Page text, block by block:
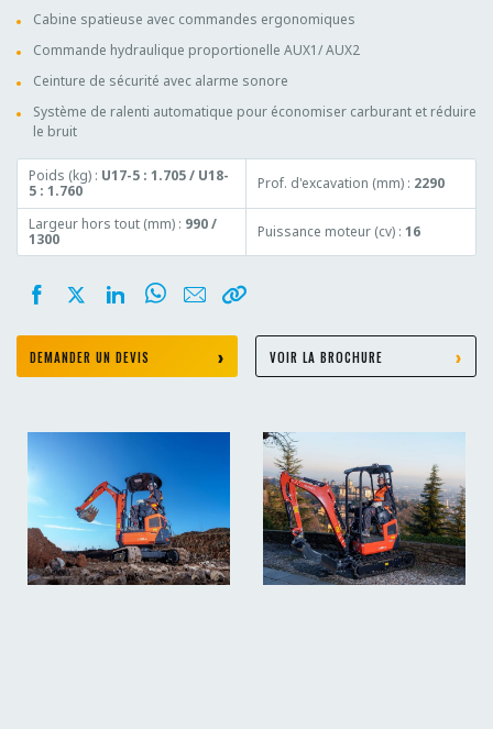
Cabine spatieuse avec commandes ergonomiques
Commande hydraulique proportionelle AUX1/ AUX2
Ceinture de sécurité avec alarme sonore
Système de ralenti automatique pour économiser carburant et réduire
le bruit
Poids (kg) : U17-5 : 1.705 / U18-
5 : 1.760
Prof. d'excavation (mm) : 2290
Largeur hors tout (mm) : 990 /
1300
Puissance moteur (cv) : 16
DEMANDER UN DEVIS VOIR LA BROCHURE